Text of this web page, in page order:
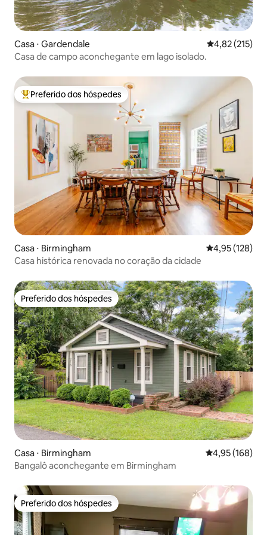
Casa ⋅ Gardendale 4,82 de uma
4,82 (215)
Casa de campo aconchegante em lago isolado.
Entre os melhores preferidos dos hóspedes
Preferido dos hóspedes
Casa ⋅ Birmingham 4,95 de uma
4,95 (128)
Casa histórica renovada no coração da cidade
Preferido dos hóspedes
Preferido dos hóspedes
Casa ⋅ Birmingham 4,95 de uma
4,95 (168)
Bangalô aconchegante em Birmingham
Preferido dos hóspedes
Preferido dos hóspedes